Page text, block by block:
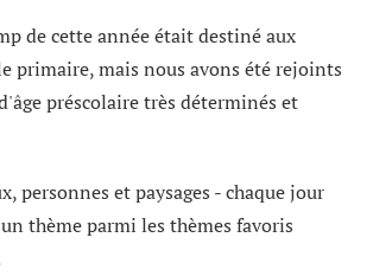
de cette année était destiné aux
primaire, mais nous avons été rejoints
préscolaire très déterminés et
personnes et paysages - chaque jour
thème parmi les thèmes favoris